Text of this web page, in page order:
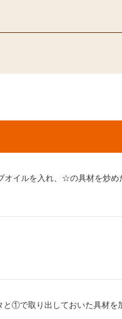
オイルを入れ、☆の具材を炒
①で取り出しておいた具材を